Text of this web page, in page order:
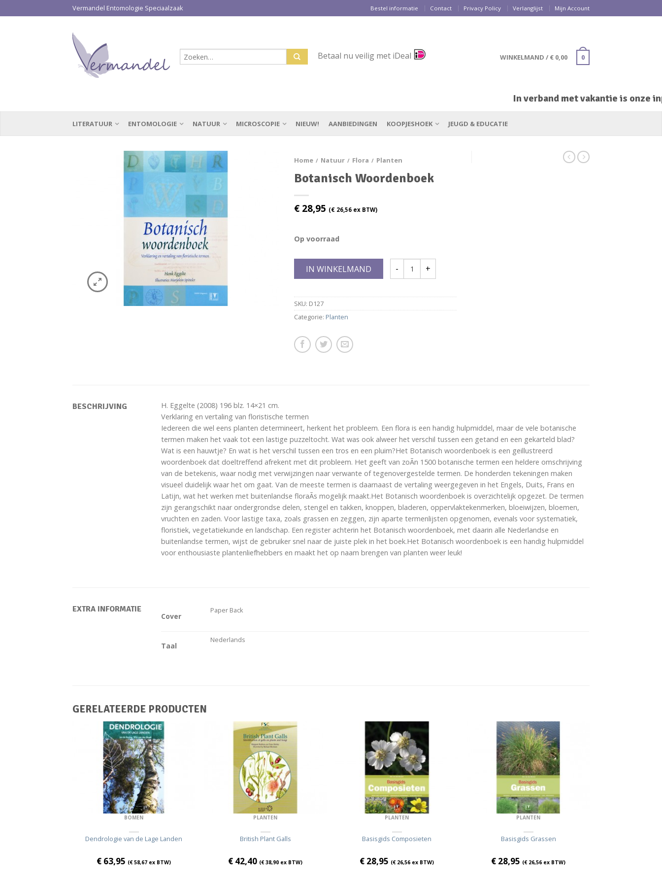
Vermandel Entomologie Speciaalzaak Bestel informatie Contact Privacy Policy Verlanglijst Mijn Account
Betaal nu veilig met iDeal WINKELMAND / € 0,00 0
In verband met vakantie is onze
LITERATUUR ENTOMOLOGIE NATUUR MICROSCOPIE NIEUW! AANBIEDINGEN KOOPJESHOEK JEUGD & EDUCATIE
Home / Natuur / Flora / Planten
Botanisch Woordenboek
€ 28,95 (€ 26,56 ex BTW)
Op voorraad
IN WINKELMAND
SKU: D127
Categorie: Planten
BESCHRIJVING
H. Eggelte (2008) 196 blz. 14×21 cm.
Verklaring en vertaling van floristische termen
Iedereen die wel eens planten determineert, herkent het probleem. Een flora is een handig hulpmiddel, maar de vele botanische
termen maken het vaak tot een lastige puzzeltocht. Wat was ook alweer het verschil tussen een getand en een gekarteld blad?
Wat is een hauwtje? En wat is het verschil tussen een tros en een pluim?Het Botanisch woordenboek is een geillustreerd
woordenboek dat doeltreffend afrekent met dit probleem. Het geeft van zoÃ­n 1500 botanische termen een heldere omschrijving
van de betekenis, waar nodig met verwijzingen naar verwante of tegenovergestelde termen. De honderden tekeningen maken
visueel duidelijk waar het om gaat. Van de meeste termen is daarnaast de vertaling weergegeven in het Engels, Duits, Frans en
Latijn, wat het werken met buitenlandse floraÃ­s mogelijk maakt.Het Botanisch woordenboek is overzichtelijk opgezet. De termen
zijn gerangschikt naar ondergrondse delen, stengel en takken, knoppen, bladeren, oppervlaktekenmerken, bloeiwijzen, bloemen,
vruchten en zaden. Voor lastige taxa, zoals grassen en zeggen, zijn aparte termenlijsten opgenomen, evenals voor systematiek,
floristiek, vegetatiekunde en landschap. Een register achterin het Botanisch woordenboek, met daarin alle Nederlandse en
buitenlandse termen, wijst de gebruiker snel naar de juiste plek in het boek.Het Botanisch woordenboek is een handig hulpmiddel
voor enthousiaste plantenliefhebbers en maakt het op naam brengen van planten weer leuk!
EXTRA INFORMATIE
Cover
Paper Back
Taal
Nederlands
GERELATEERDE PRODUCTEN
BOMEN
Dendrologie van de Lage Landen
€ 63,95 (€58,67 ex BTW)
PLANTEN
British Plant Galls
€ 42,40 (€38,90 ex BTW)
PLANTEN
Basisgids Composieten
€ 28,95 (€26,56 ex BTW)
PLANTEN
Basisgids Grassen
€ 28,95 (€26,56 ex BTW)